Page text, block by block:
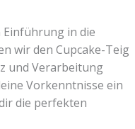
in die
wir den Cupcake-Teig
und Verarbeitung
Vorkenntnisse ein
die perfekten